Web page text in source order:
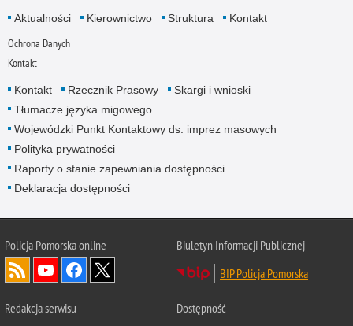
Aktualności Kierownictwo Struktura Kontakt
Ochrona Danych
Kontakt
Kontakt Rzecznik Prasowy
Skargi i wnioski
Tłumacze języka migowego
Wojewódzki Punkt Kontaktowy ds. imprez masowych
Polityka prywatności
Raporty o stanie zapewniania dostępności
Deklaracja dostępności
Policja Pomorska online
Biuletyn Informacji Publicznej
BIP Policja Pomorska
Redakcja serwisu
Dostępność